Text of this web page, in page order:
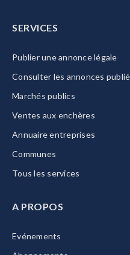
SERVICES
Publier une annonce légale
Consulter les annonces
Marchés publics
Ventes aux enchères
Annuaire entreprises
Communes
Tous les services
A PROPOS
Evénements